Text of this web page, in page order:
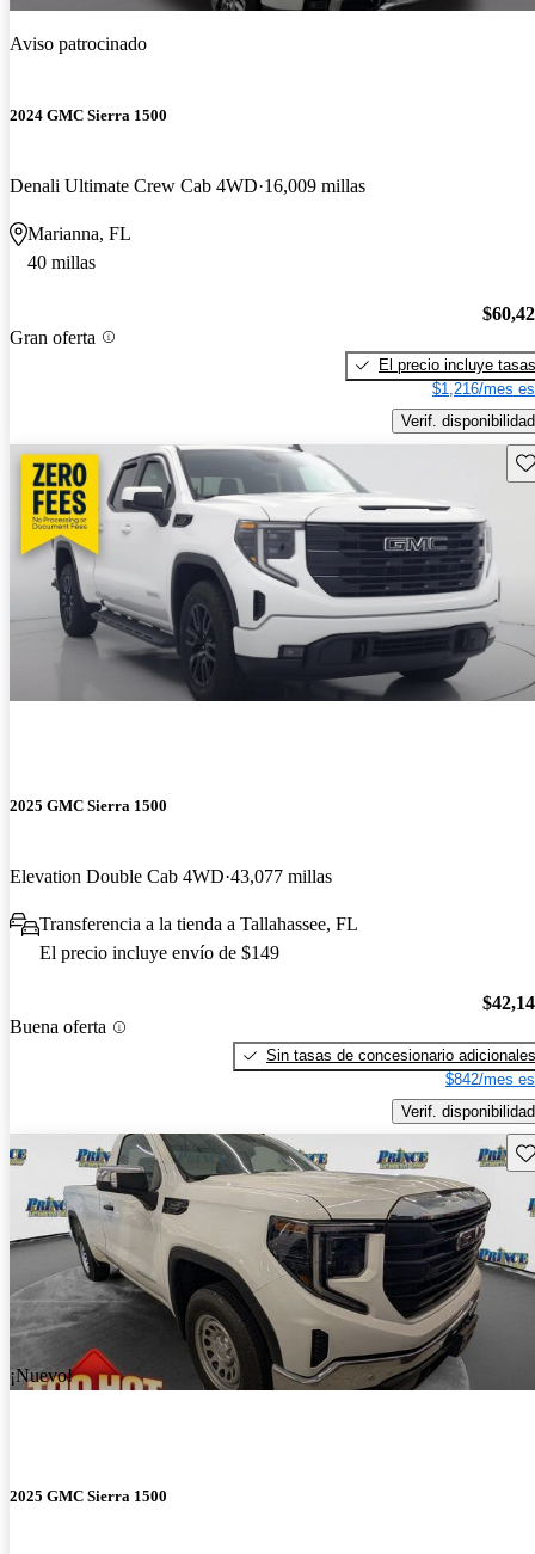
Aviso patrocinado
2024 GMC Sierra 1500
Denali Ultimate Crew Cab 4WD 16,009 millas
Marianna, FL
40 millas
Gran oferta
El precio incluye tasas
$1,216/mes
Verif. disponibilidad
2025 GMC Sierra 1500
Elevation Double Cab 4WD 43,077 millas
Transferencia a la tienda a Tallahassee, FL
El precio incluye envío de $149
Buena oferta
Sin tasas de concesionario adicionales
$842/mes
Verif. disponibilidad
¡Nuevo!
2025 GMC Sierra 1500